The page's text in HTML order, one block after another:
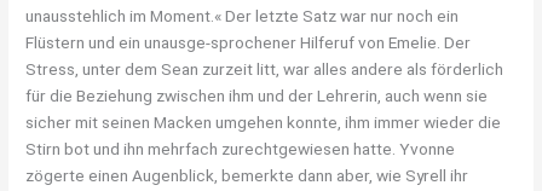
unausstehlich im Moment.« Der letzte Satz war nur noch ein
Flüstern und ein unausge-sprochener Hilferuf von Emelie. Der
Stress, unter dem Sean zurzeit litt, war alles andere als förderlich
für die Beziehung zwischen ihm und der Lehrerin, auch wenn sie
sicher mit seinen Macken umgehen konnte, ihm immer wieder die
Stirn bot und ihn mehrfach zurechtgewiesen hatte. Yvonne
zögerte einen Augenblick, bemerkte dann aber, wie Syrell ihr